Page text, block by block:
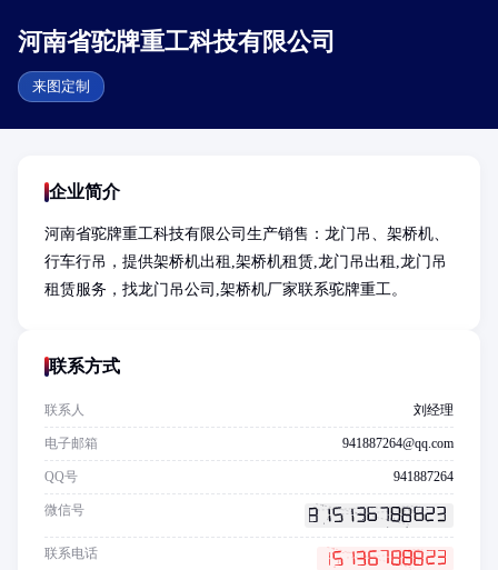
河南省驼牌重工科技有限公司
来图定制
企业简介
河南省驼牌重工科技有限公司生产销售：龙门吊、架桥机、
行车行吊，提供架桥机出租,架桥机租赁,龙门吊出租,龙门吊
租赁服务，找龙门吊公司,架桥机厂家联系驼牌重工。
联系方式
联系人 刘经理
电子邮箱 941887264@qq.com
QQ号 941887264
微信号
联系电话